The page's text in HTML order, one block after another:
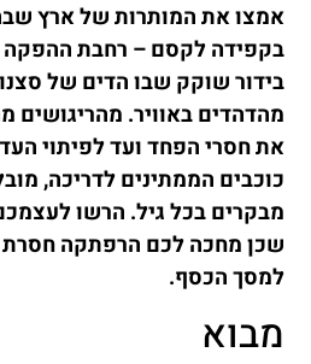
אמצו את המותרות של ארץ
בקפידה לקסם – רחבת
בידור שוקק שבו הדים של
מהדהדים באוויר. מהריגושים
את חסרי הפחד ועד לפיתוי
כוכבים הממתינים לדריכה,
מבקרים בכל גיל. הרשו
שכן מחכה לכם הרפתקה חסרת
למסך הכסף.
מבוא